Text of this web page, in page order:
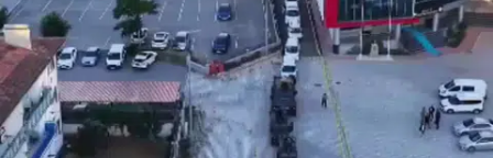
Bitlis
Bolu
Burdur
Bursa